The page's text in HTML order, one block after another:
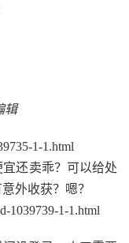
辑
1-1.html
还卖乖？可以给处
外收获？嗯？
1039739-1-1.html